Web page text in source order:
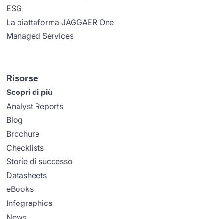
ESG
La piattaforma JAGGAER One
Managed Services
Risorse
Scopri di più
Analyst Reports
Blog
Brochure
Checklists
Storie di successo
Datasheets
eBooks
Infographics
News